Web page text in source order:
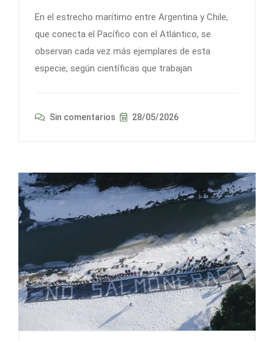
En el estrecho marítimo entre Argentina y Chile,
que conecta el Pacífico con el Atlántico, se
observan cada vez más ejemplares de esta
especie, según científicas que trabajan
Sin comentarios 28/05/2026